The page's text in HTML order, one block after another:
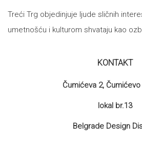
Treći Trg objedinjuje ljude sličnih
umetnošću i kulturom shvataju kao
KONTAKT
Čumićeva 2,
lokal br.13
Belgrade Design